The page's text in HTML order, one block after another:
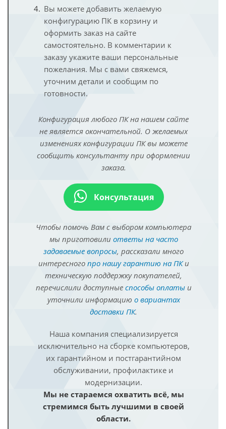
Вы можете добавить желаемую
конфигурацию ПК в корзину и
оформить заказ на сайте
самостоятельно. В комментарии к
заказу укажите ваши персональные
пожелания. Мы с вами свяжемся,
уточним детали и сообщим по
готовности.
Конфигурация любого ПК на нашем сайте
не является окончательной. О желаемых
изменениях конфигурации ПК вы можете
сообщить консультанту при оформлении
заказа.
Консультация
Чтобы помочь Вам с выбором компьютера
мы приготовили ответы на часто
задаваемые вопросы, рассказали много
интересного про нашу гарантию на ПКи
техническую поддержку покупателей,
перечислили доступные способы оплатыи
уточнили информацию о вариантах
доставки ПК.
Наша компания специализируется
исключительно на сборке компьютеров,
их гарантийном и постгарантийном
обслуживании, профилактике и
модернизации.
Мы не стараемся охватить всё, мы
стремимся быть лучшими в своей
области.